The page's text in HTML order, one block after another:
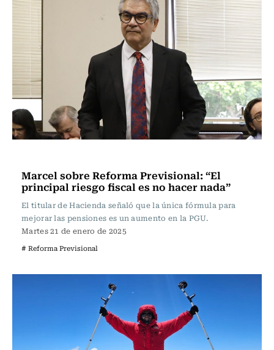
Marcel sobre Reforma Previsional: “El
principal riesgo fiscal es no hacer nada”
El titular de Hacienda señaló que la única fórmula para
mejorar las pensiones es un aumento en la PGU.
Martes 21 de enero de 2025
# Reforma Previsional